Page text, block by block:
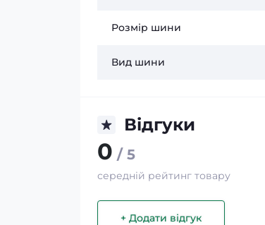
Розмір шини
Вид шини
Відгуки
0 / 5
середній рейтинг товару
+ Додати відгук